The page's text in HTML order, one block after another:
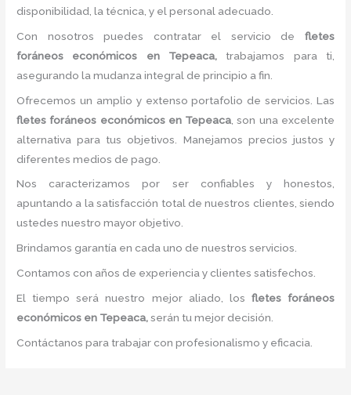
disponibilidad, la técnica, y el personal adecuado.
Con nosotros puedes contratar el servicio de fletes
foráneos económicos
en Tepeaca, trabajamos para ti,
asegurando la mudanza integral de principio a fin.
Ofrecemos un amplio y extenso portafolio de servicios. Las
fletes foráneos económicos en Tepeaca , son una excelente
alternativa para tus objetivos. Manejamos precios justos y
diferentes medios de pago.
Nos caracterizamos por ser confiables y honestos,
apuntando a la satisfacción total de nuestros clientes, siendo
ustedes nuestro mayor objetivo.
Brindamos garantía en cada uno de nuestros servicios.
Contamos con años de experiencia y clientes satisfechos.
El tiempo será nuestro mejor aliado, los fletes foráneos
económicos en Tepeaca,serán tu mejor decisión.
Contáctanos para trabajar con profesionalismo y eficacia.